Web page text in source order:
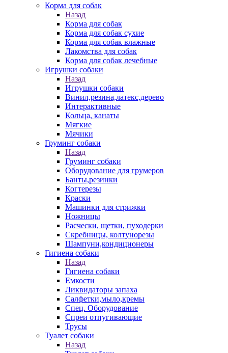
Корма для собак
Назад
Корма для собак
Корма для собак сухие
Корма для собак влажные
Лакомства для собак
Корма для собак лечебные
Игрушки собаки
Назад
Игрушки собаки
Винил,резина,латекс,дерево
Интерактивные
Кольца, канаты
Мягкие
Мячики
Груминг собаки
Назад
Груминг собаки
Оборудование для грумеров
Банты,резинки
Когтерезы
Краски
Машинки для стрижки
Ножницы
Расчески, щетки, пуходерки
Скребницы, колтунорезы
Шампуни,кондиционеры
Гигиена собаки
Назад
Гигиена собаки
Емкости
Ликвидаторы запаха
Салфетки,мыло,кремы
Спец. Оборудование
Спреи отпугивающие
Трусы
Туалет собаки
Назад